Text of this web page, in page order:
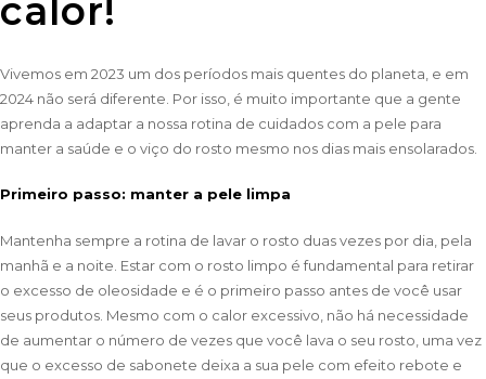
calor!
Vivemos em 2023 um dos períodos mais quentes do planeta, e em
2024 não será diferente. Por isso, é muito importante que a gente
aprenda a adaptar a nossa rotina de cuidados com a pele para
manter a saúde e o viço do rosto mesmo nos dias mais ensolarados.
Primeiro passo: manter a pele limpa
Mantenha sempre a rotina de lavar o rosto duas vezes por dia, pela
manhã e a noite. Estar com o rosto limpo é fundamental para retirar
o excesso de oleosidade e é o primeiro passo antes de você usar
seus produtos. Mesmo com o calor excessivo, não há necessidade
de aumentar o número de vezes que você lava o seu rosto, uma vez
que o excesso de sabonete deixa a sua pele com efeito rebote e